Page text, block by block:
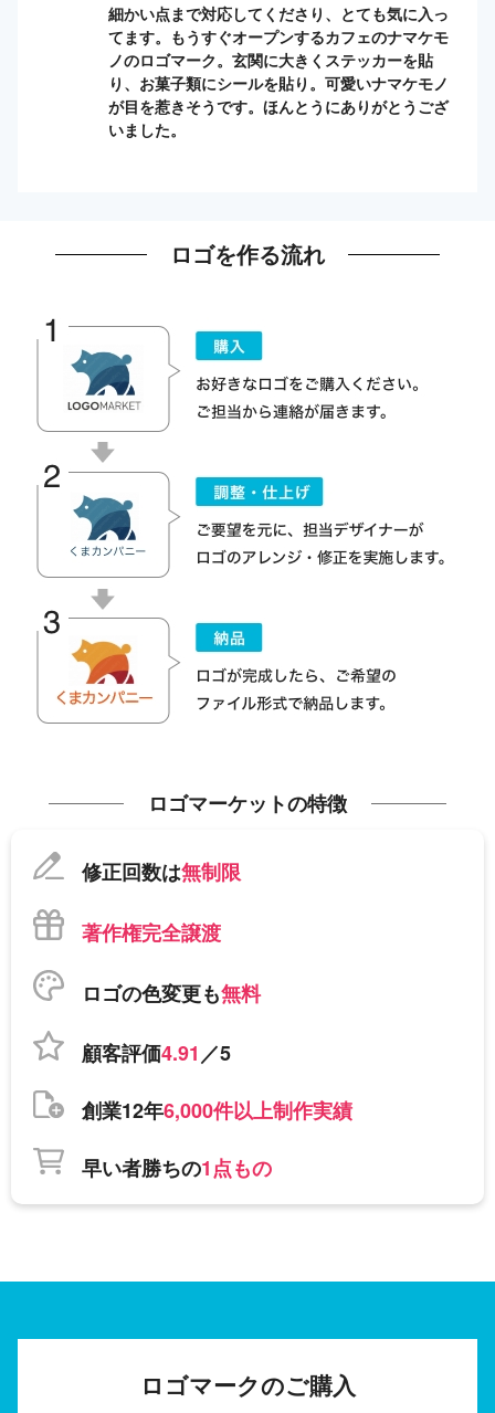
細かい点まで対応してくださり、とても気に入っ
てます。もうすぐオープンするカフェのナマケモ
ノのロゴマーク。玄関に大きくステッカーを貼
り、お菓子類にシールを貼り。可愛いナマケモノ
が目を惹きそうです。ほんとうにありがとうござ
いました。
ロゴを作る流れ
ロゴマーケットの特徴
修正回数は無制限
著作権完全譲渡
ロゴの色変更も無料
顧客評価4.91／5
創業12年6,000件以上制作実績
早い者勝ちの1点もの
ロゴマークのご購入